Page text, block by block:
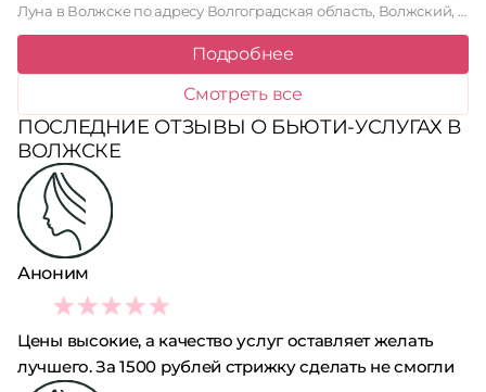
Луна в Волжске по адресу Волгоградская область, Волжский, Химиков, 1, …
Подробнее
Смотреть все
ПОСЛЕДНИЕ ОТЗЫВЫ О БЬЮТИ-УСЛУГАХ В
ВОЛЖСКЕ
Аноним
1
Цены высокие, а качество услуг оставляет желать
лучшего. За 1500 рублей стрижку сделать не смогли